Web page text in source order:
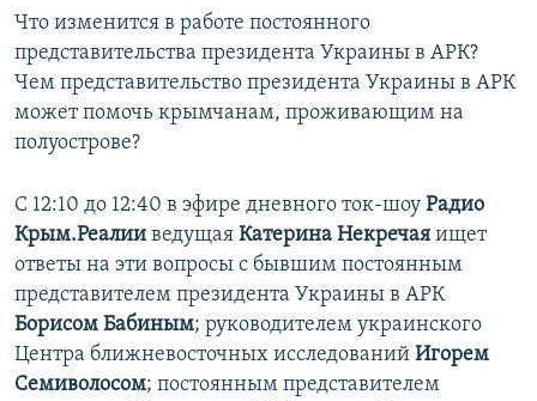
Что изменится в работе постоянного
представительства президента Украины в АРК?
Чем представительство президента Украины в АРК
может помочь крымчанам, проживающим на
полуострове?
С 12:10 до 12:40 в эфире дневного ток-шоу Радио
Крым.Реалии ведущая Катерина Некречая ищет
ответы на эти вопросы с бывшим постоянным
представителем президента Украины в АРК
Борисом Бабиным; руководителем украинского
Центра ближневосточных исследований Игорем
Семиволосом; постоянным представителем